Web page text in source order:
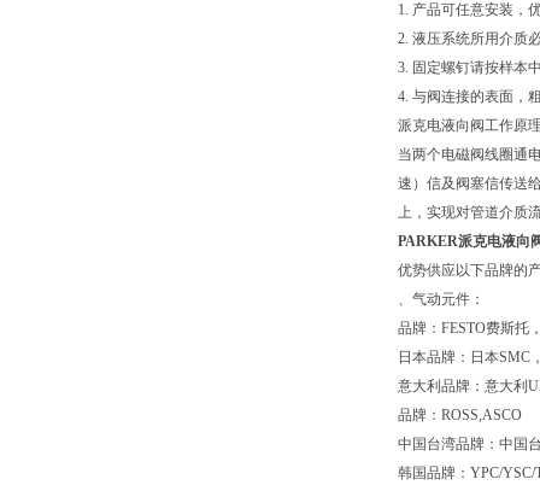
1. 产品可任意安装，
2. 液压系统所用介质
3. 固定螺钉请按样本
4. 与阀连接的表面，
派克电液向阀工作原
当两个电磁阀线圈通
速）信及阀塞信传送
上，实现对管道介质
PARKER派克电液向
优势供应以下品牌的
、气动元件：
品牌：FESTO费斯托
日本品牌：日本SMC
意大利品牌：意大利
品牌：ROSS,ASCO
中国台湾品牌：中国
韩国品牌：YPC/YSC/